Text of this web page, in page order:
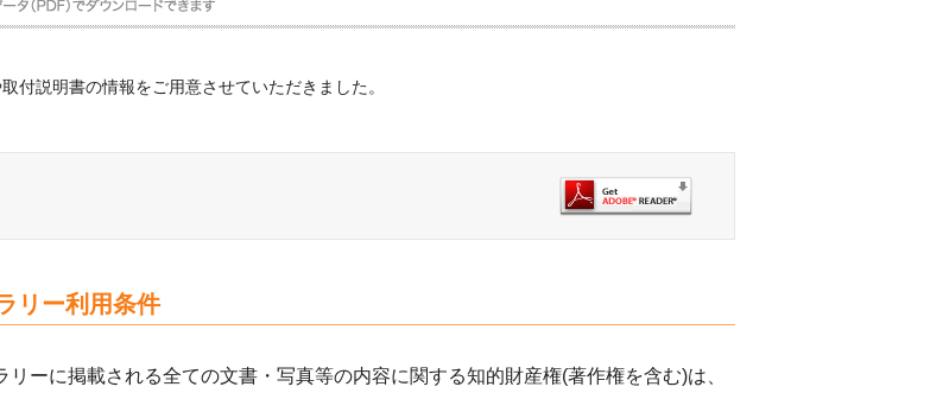
付説明書の情報をご用意させていただきました。
リー利用条件
ーに掲載される全ての文書・写真等の内容に関する知的財産権(著作権を含む)は、